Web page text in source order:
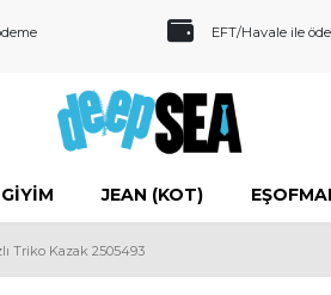
EFT/Havale ile
JEAN (KOT)
Triko Kazak 2505493